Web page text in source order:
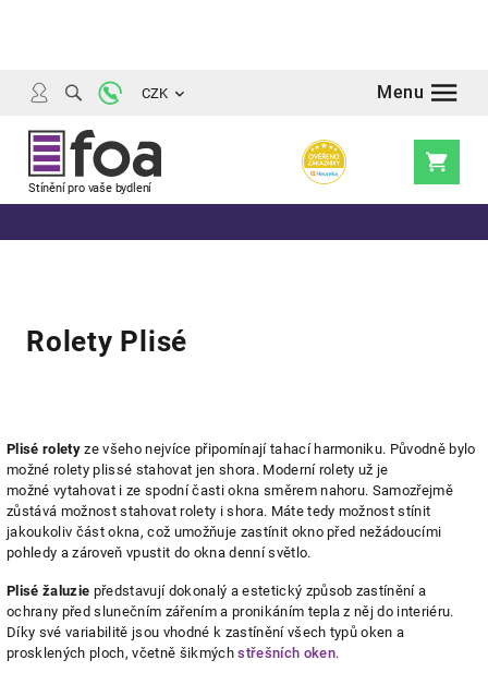
CZK
Nákupní
Rolety Plisé
Výpis
produktů
Plisé roletyze všeho nejvíce připomínají tahací harmoniku. Původně bylo
možné rolety plissé stahovat jen shora. Moderní rolety už je
možné vytahovat i ze spodní časti okna směrem nahoru. Samozřejmě
zůstává možnost stahovat rolety i shora. Máte tedy možnost stínit
jakoukoliv část okna, což umožňuje zastínit okno před nežádoucími
pohledy a zároveň vpustit do okna denní světlo.
Plisé žaluzie představují dokonalý a estetický způsob zastínění a
ochrany před slunečním zářením a pronikáním tepla z něj do interiéru.
Díky své variabilitě jsou vhodné k zastínění všech typů oken a
prosklených ploch, včetně šikmýchstřešních oken.